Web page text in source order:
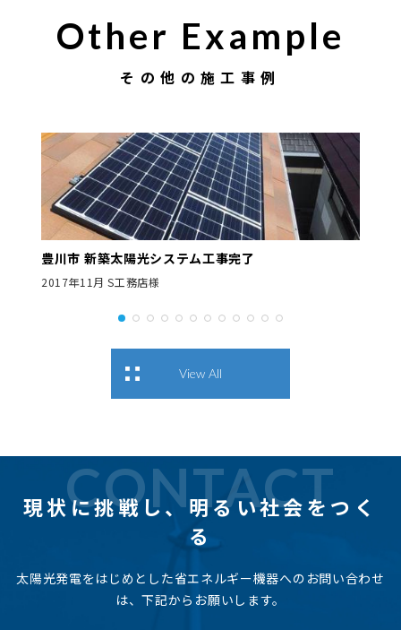
Other Example
その他の施工事例
豊川市 新築太陽光システム工事完了
2017年11月 S工務店様
View All
CONTACT
現状に挑戦し、明るい社会をつく
る
太陽光発電をはじめとした省エネルギー機器へのお問い合わせ
は、下記からお願いします。